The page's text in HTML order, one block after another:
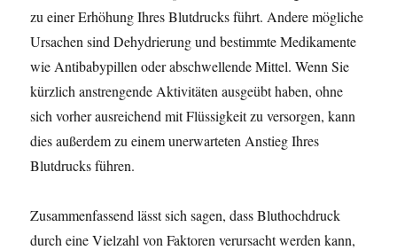
zu einer Erhöhung Ihres Blutdrucks führt. Andere mögliche
Ursachen sind Dehydrierung und bestimmte Medikamente
wie Antibabypillen oder abschwellende Mittel. Wenn Sie
kürzlich anstrengende Aktivitäten ausgeübt haben, ohne
sich vorher ausreichend mit Flüssigkeit zu versorgen, kann
dies außerdem zu einem unerwarteten Anstieg Ihres
Blutdrucks führen.
Zusammenfassend lässt sich sagen, dass Bluthochdruck
durch eine Vielzahl von Faktoren verursacht werden kann,